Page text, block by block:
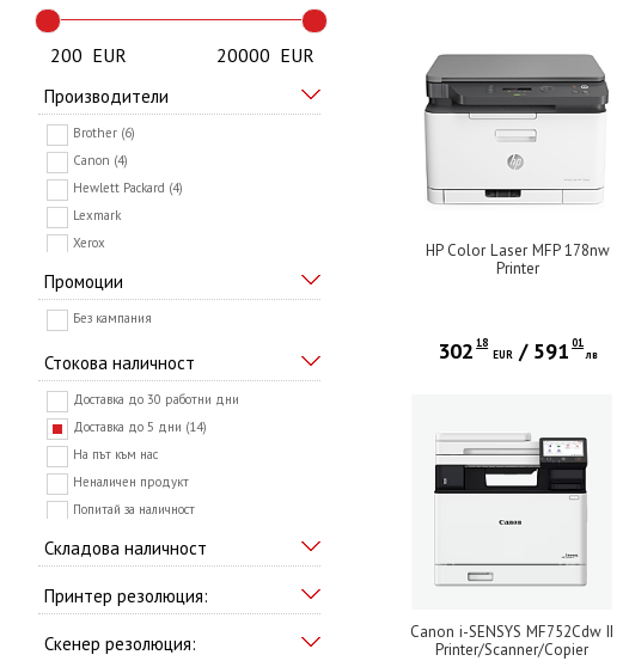
200 EUR 20000 EUR
Производители
Brother (6)
Canon (4)
Hewlett Packard (4)
Lexmark
Xerox
Промоции
Без кампания
Стокова наличност
Доставка до 30 работни дни
Доставка до 5 дни (14)
На път към нас
Неналичен продукт
Попитай за наличност
Складова наличност
Принтер резолюция:
Скенер резолюция:
HP Color Laser MFP 178nw
Printer
302 18
EUR / 591 01
лв
Canon i-SENSYS MF752Cdw II
Printer/Scanner/Copier